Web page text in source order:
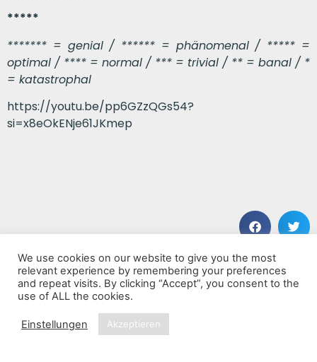
*****
******* = genial / ****** = phänomenal / ***** =
optimal / **** = normal / *** = trivial / ** = banal / *
= katastrophal
https://youtu.be/pp6GZzQGs54?
si=x8eOkENje61JKmep
VORHERIGER BEITRAG
From birth to death
NÄCHSTER BEITRAG
Symphonic Evolution
We use cookies on our website to give you the most
relevant experience by remembering your preferences
and repeat visits. By clicking “Accept”, you consent to the
use of ALL the cookies.
Einstellungen Akzeptieren